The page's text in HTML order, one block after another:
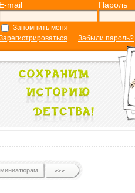
E-mail Пароль
Запомнить меня
Забыли пароль?